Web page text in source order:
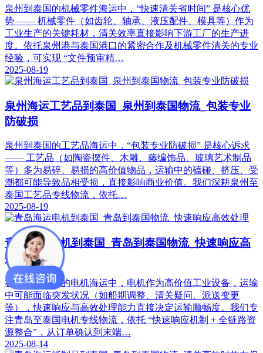
泉州到泰国的机械零件海运中，“快速清关省时间” 是核心优
势 —— 机械零件（如齿轮、轴承、液压配件、模具等）作为
工业生产的关键耗材，清关效率直接影响下游工厂的生产进
度。依托泉州港与泰国港口的紧密合作及机械零件清关的专业
经验，可实现 “文件预审精…
2025-08-19
泉州海运工艺品到泰国_泉州到泰国物流_包装专业
防破损​
泉州到泰国的工艺品海运中，“包装专业防破损” 是核心诉求
—— 工艺品（如陶瓷摆件、木雕、藤编饰品、玻璃艺术制品
等）多为易碎、易损的高价值物品，运输中的磕碰、挤压、受
潮都可能导致品相受损，直接影响商业价值。我们深耕泉州至
泰国工艺品专线物流，依托…
2025-08-19
青岛海运电机到泰国_青岛到泰国物流_快速响应高
效处理​
在青岛到泰国的电机海运中，电机作为高价值工业设备，运输
中可能面临突发状况（如船期调整、清关疑问、派送变更
等），快速响应与高效处理能力直接决定运输顺畅度。我们专
注青岛至泰国电机专线物流，依托 “快速响应机制 + 全链路资
源整合”，从订单确认到末端…
2025-08-14